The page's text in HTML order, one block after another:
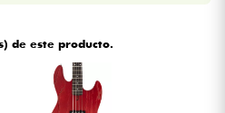
de este producto.